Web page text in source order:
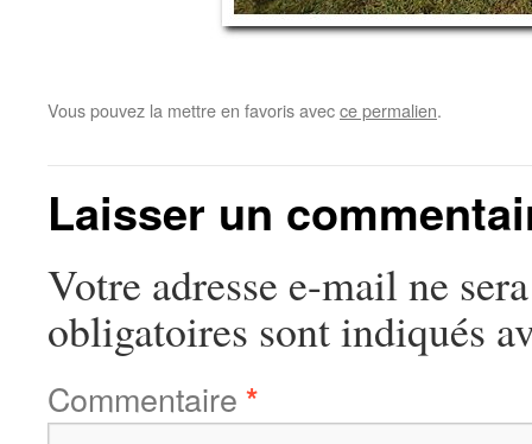
Vous pouvez la mettre en favoris avecce permalien.
Laisser un
Votre adresse e-mail ne
obligatoires sont indiqués
Commentaire *